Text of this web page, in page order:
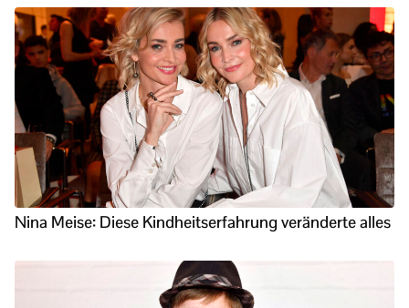
Nina Meise: Diese Kindheitserfahrung veränderte alles